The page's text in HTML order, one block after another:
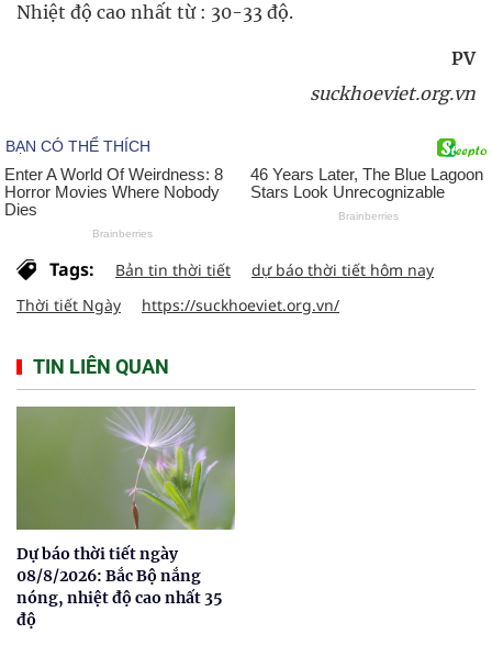
Nhiệt độ cao nhất từ : 30-33 độ.
PV
suckhoeviet.org.vn
Tags: Bản tin thời tiết
dự báo thời tiết hôm nay
Thời tiết Ngày
https://suckhoeviet.org.vn/
TIN LIÊN QUAN
Dự báo thời tiết ngày
08/8/2026: Bắc Bộ nắng
nóng, nhiệt độ cao nhất 35
độ